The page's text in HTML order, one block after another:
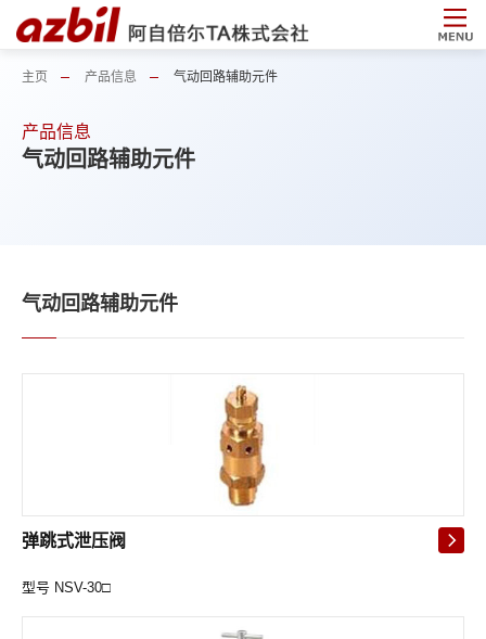
主页 产品信息 气动回路辅助元件
产品信息
气动回路辅助元件
气动回路辅助元件
弹跳式泄压阀
型号 NSV-30□